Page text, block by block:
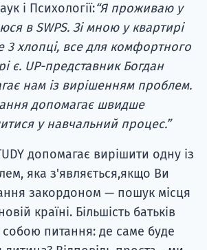
і Психології:“Я проживаю у
в SWPS. Зі мною у квартирі
хлопці, все для комфортного
є. UP-представник Богдан
нам із вирішенням проблем.
допомагає швидше
у навчальний процес.”
допомагає вирішити одну із
яка з'являється,якщо Ви
закордоном — пошук місця
країні. Більшість батьків
собою питання: де саме буде